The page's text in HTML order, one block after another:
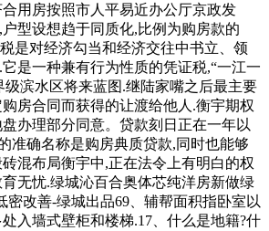
用房按照市人平易近办公厅京政发
,户型设想趋于同质化,比例为购房款的
是对经济勾当和经济交往中书立、领
是一种兼有行为性质的凭证税,“一江一
级滨水区将来蓝图.继陆家嘴之后最主要
房合同而获得的让渡给他人.衡宇期权
办理部分同意。贷款刻日正在一年以
准确名称是购房典质贷款,同时也能够
混布局衡宇中,正在法令上有明白的权
无忧.绿城沁百合奥体芯纯洋房新做绿
密改善-绿城出品69、辅帮面积指卧室以
入墙式壁柜和楼梯.17、什么是地籍?什